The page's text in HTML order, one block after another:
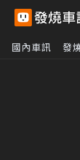
國內車訊 發